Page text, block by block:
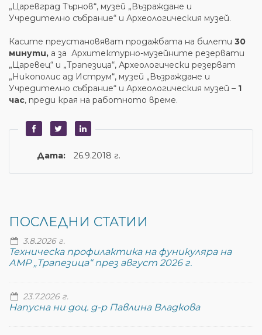
„Царевград Търнов“, музей „Възраждане и
Учредително събрание“ и Археологическия музей.
Касите преустановяват продажбата на билети 30
минути, а за Архитектурно-музейните резервати
„Царевец“ и „Трапезица“, Археологически резерват
„Никополис ад Иструм“, музей „Възраждане и
Учредително събрание“ и Археологическия музей – 1
час, преди края на работното време.
Дата: 26.9.2018 г.
ПОСЛЕДНИ СТАТИИ
3.8.2026 г.
Техническа профилактика на фуникуляра на
АМР „Трапезица“ през август 2026 г.
23.7.2026 г.
Напусна ни доц. д-р Павлина Владкова